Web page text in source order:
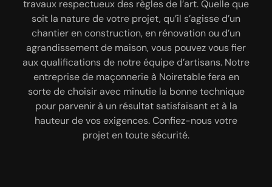
travaux respectueux des règles de l’art. Quelle que
soit la nature de votre projet, qu’il s’agisse d’un
chantier en construction, en rénovation ou d’un
agrandissement de maison, vous pouvez vous fier
aux qualifications de notre équipe d’artisans. Notre
entreprise de maçonnerie à Noiretable fera en
sorte de choisir avec minutie la bonne technique
pour parvenir à un résultat satisfaisant et à la
hauteur de vos exigences. Confiez-nous votre
projet en toute sécurité.
permettant de faire correctement leur travail, que
ce soit dans le cadre d’une rénovation ou sur un
chantier en neuf. Ils maîtrisent à la perfection les
diverses techniques à adopter pour réaliser des
ouvrages maçonnés conformes aux normes. Afin de
mieux cerner vos besoins, nos artisans maçons se
mettront à votre écoute. Ils réaliseront ensuite des
travaux sur mesure, de sorte que le rendu soit
conforme à vos attentes.
jardin, vous pouvez les adopter pour clôturer toute
votre propriété ou pour délimiter une partie de
votre jardin, comme un verger ou un potager par
exemple. Nous allons nous mettre à votre écoute
pour savoir quel type de muret vous souhaitez
adopter pour votre espace extérieur. En ce qui
concerne le tarif maçonnerie à Noiretable de notre
intervention, il dépendra du matériau à manier ainsi
que de la hauteur et la longueur du muret.